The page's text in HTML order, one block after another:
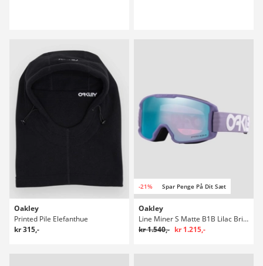
Oakley
Printed Pile Elefanthue
kr 315,-
-21% Spar Penge På Dit Sæt
Oakley
Line Miner S Matte B1B Lilac Briller
kr 1.540,- kr 1.215,-